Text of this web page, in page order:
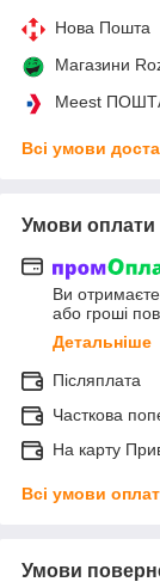
Нова Пошта
Магазини
Meest
Всі умови
Умови оплати
Ви
або гроші
Детальніше
Післяплата
Часткова
На карту
Всі умови
Умови